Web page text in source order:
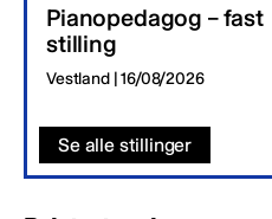
Pianopedagog – fast
stilling
Vestland | 16/08/2026
Se alle stillinger